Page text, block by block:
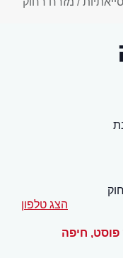
הצג טלפון
, חיפה